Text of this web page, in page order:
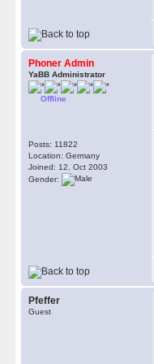
Phoner Admin
YaBB Administrator
Offline
Posts: 11822
Location: Germany
Joined: 12. Oct 2003
Gender:
Pfeffer
Guest